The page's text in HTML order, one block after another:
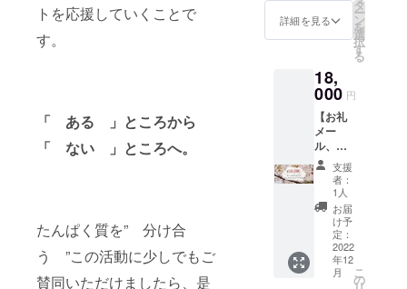
トを応援していくことで
す。
「 ある 」ところから
「 ない 」ところへ。
たんぱく質を” 分け合
う ”この活動に少しでもご
賛同いただけましたら、是
いします！
消、肥
満解消
ただ
き、喜
び多い
健康生
活を営
んでい
ただく
ことを
願って
おりま
す。
は皆様
一人一
とご実
感いた
だけれ
ば幸い
です。
★宅ト
レブッ
→「
世界一
簡単な
美ボ
ディメ
イク ラ
グレ
→「 コ
ドモへ
運営事
務局よ
のメー
ルをお
送りし
ます。
★活動
REPOR
T誌→寄
贈活動
や団体
様など
をご紹
介する
（1kg）
グ
味（西
尾の抹
茶使
用）を
お送り
しま
す。】
★お礼
メール
→「 コ
ドモへ
繋ぐコ
コロを
磨く 」
運営事
詳細を見る
タ
ー
ン
を
選
択
す
る
18,
000 円
【お礼
メー
ル、活
動
REPOR
T誌、宅
トレ
ブッ
ク、 ラ
グレス
プロテ
イン
支援
者：
1人
お届
け予
定：
2022
年12
月
こ
の